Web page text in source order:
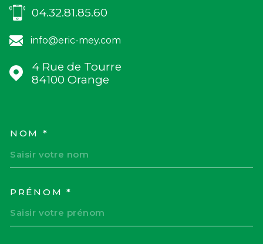
04.32.81.85.60
info@eric-mey.com
4 Rue de Tourre
84100
Orange
NOM *
PRÉNOM *